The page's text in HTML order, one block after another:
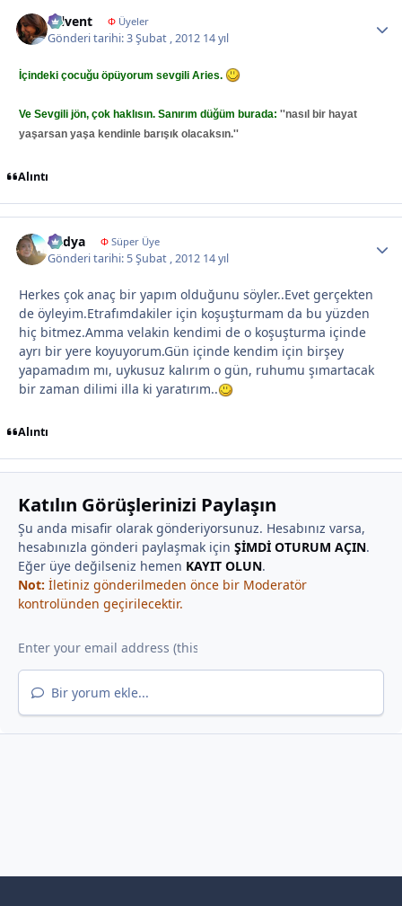
tülvent ΦÜyeler
Gönderi tarihi:3 Şubat , 2012 14 yıl
İçindeki çocuğu öpüyorum sevgili Aries.
Ve Sevgili jön, çok haklısın. Sanırım düğüm burada: ''nasıl bir hayat
yaşarsan yaşa kendinle barışık olacaksın.''
Alıntı
Radya ΦSüper Üye
Gönderi tarihi: 5 Şubat , 2012 14 yıl
Herkes çok anaç bir yapım olduğunu söyler..Evet gerçekten
de öyleyim.Etrafımdakiler için koşuşturmam da bu yüzden
hiç bitmez.Amma velakin kendimi de o koşuşturma içinde
ayrı bir yere koyuyorum.Gün içinde kendim için birşey
yapamadım mı, uykusuz kalırım o gün, ruhumu şımartacak
bir zaman dilimi illa ki yaratırım..
Alıntı
Katılın Görüşlerinizi Paylaşın
Şu anda misafir olarak gönderiyorsunuz. Hesabınız varsa,
hesabınızla gönderi paylaşmak için ŞİMDİ OTURUM AÇIN.
Eğer üye değilseniz hemen KAYIT OLUN.
Not: İletiniz gönderilmeden önce bir Moderatör
kontrolünden geçirilecektir.
Bir yorum ekle...